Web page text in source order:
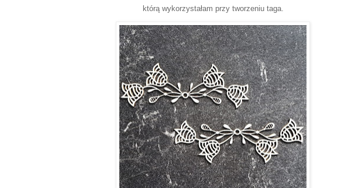
którą wykorzystałam przy tworzeniu taga.